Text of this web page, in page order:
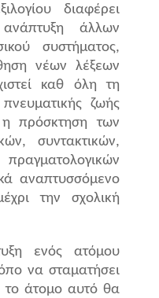
διαφέρει
άλλων
συστήματος,
νέων λέξεων
καθ όλη τη
ζωής
πρόσκτηση των
συντακτικών,
αναπτυσσόμενο
την σχολική
ενός ατόμου
να σταματήσει
το άτομο αυτό θα